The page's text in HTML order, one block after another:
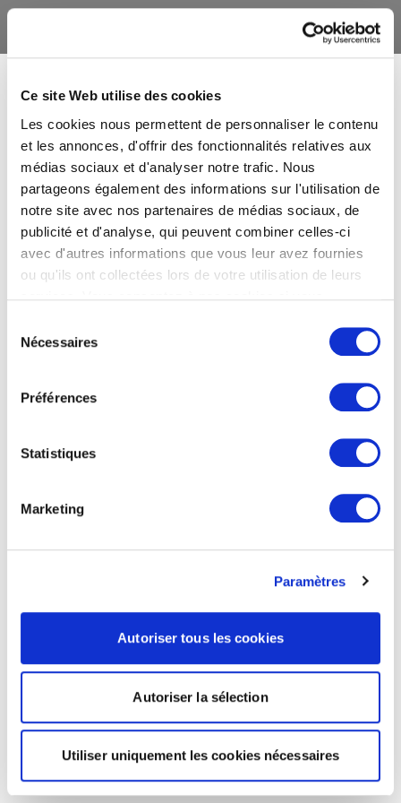
Ce site Web utilise des cookies
Les cookies nous permettent de personnaliser le contenu
et les annonces, d'offrir des fonctionnalités relatives aux
médias sociaux et d'analyser notre trafic. Nous
partageons également des informations sur l'utilisation de
notre site avec nos partenaires de médias sociaux, de
publicité et d'analyse, qui peuvent combiner celles-ci
avec d'autres informations que vous leur avez fournies
ou qu'ils ont collectées lors de votre utilisation de leurs
Nécessaires
Préférences
Statistiques
Marketing
Paramètres
Autoriser tous les cookies
Autoriser la sélection
Utiliser uniquement les cookies nécessaires